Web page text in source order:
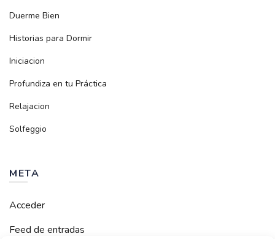
Duerme Bien
Historias para Dormir
Iniciacion
Profundiza en tu Práctica
Relajacion
Solfeggio
META
Acceder
Feed de entradas